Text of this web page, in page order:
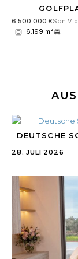
6.500.000 €Son
6.199 m²
DEUTSCHE
28. JULI 2026